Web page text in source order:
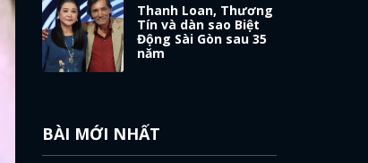
Thanh Loan, Thương
Tín và dàn sao Biệt
Động Sài Gòn sau 35
năm
BÀI MỚI NHẤT